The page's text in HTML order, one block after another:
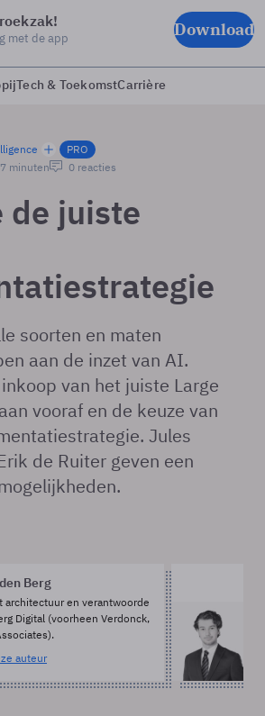
met de app Download
Tech & ToekomstCarrière
PRO
minuten 0 reacties
de juiste
soorten en maten
aan de inzet van AI.
van het juiste Large
vooraf en de keuze van
Jules
de Ruiter geven een
Berg
architectuur en verantwoorde
Digital (voorheen Verdonck,
auteur